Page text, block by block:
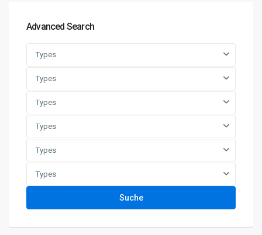
Advanced Search
Types
Types
Types
Types
Types
Types
Suche